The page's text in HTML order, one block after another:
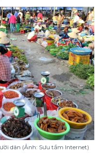
dân (Ảnh: Sưu tầm Internet)